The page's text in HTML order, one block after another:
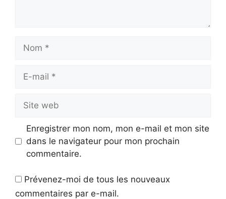
Nom
Site
web
Enregistrer mon nom, mon e-mail et mon site
dans le navigateur pour mon prochain
commentaire.
Prévenez-moi de tous les nouveaux
commentaires par e-mail.